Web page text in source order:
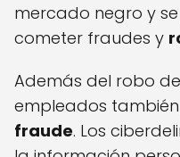
mercado negro y
cometer fraudes y
Además del robo
empleados
fraude. Los